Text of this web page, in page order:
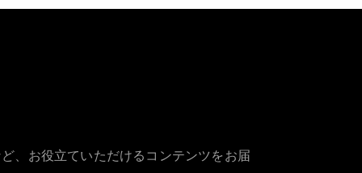
、お役立ていただけるコンテンツをお届